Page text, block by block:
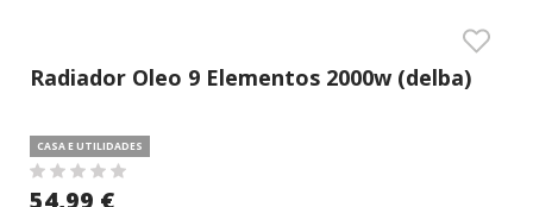
Radiador Oleo 9 Elementos 2000w (delba)
CASA E UTILIDADES
54,99 €